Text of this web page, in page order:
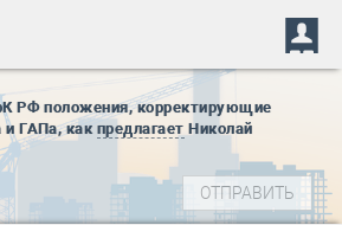
РФ положения, корректирующие
и ГАПа, как предлагает Николай